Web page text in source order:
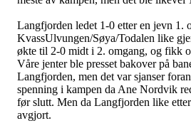
Langfjorden ledet 1-0 etter en jevn 1.
KvassUlvungen/Søya/Todalen like
økte til 2-0 midt i 2. omgang, og fikk
Våre jenter ble presset bakover på
Langfjorden, men det var sjanser
spenning i kampen da Ane Nordvik
før slutt. Men da Langfjorden like
avgjort.